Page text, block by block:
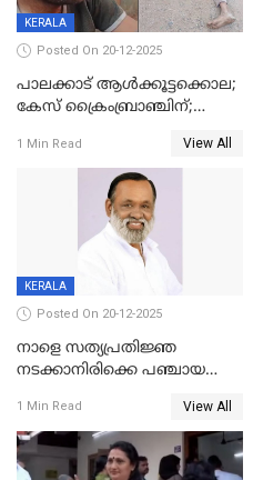
KERALA
Posted On 20-12-2025
പാലക്കാട് ആൾക്കൂട്ടക്കൊല;
കേസ് ക്രൈംബ്രാഞ്ചിന്;
അന്വേഷിക്കും
1 Min Read View All
KERALA
Posted On 20-12-2025
നാളെ സത്യപ്രതിജ്ഞ
നടക്കാനിരിക്കെ പഞ്ചായത്ത്
1 Min Read View All